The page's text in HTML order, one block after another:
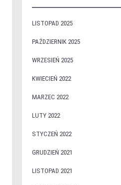
LISTOPAD 2025
PAŹDZIERNIK 2025
WRZESIEŃ 2025
KWIECIEŃ 2022
MARZEC 2022
LUTY 2022
STYCZEŃ 2022
GRUDZIEŃ 2021
LISTOPAD 2021